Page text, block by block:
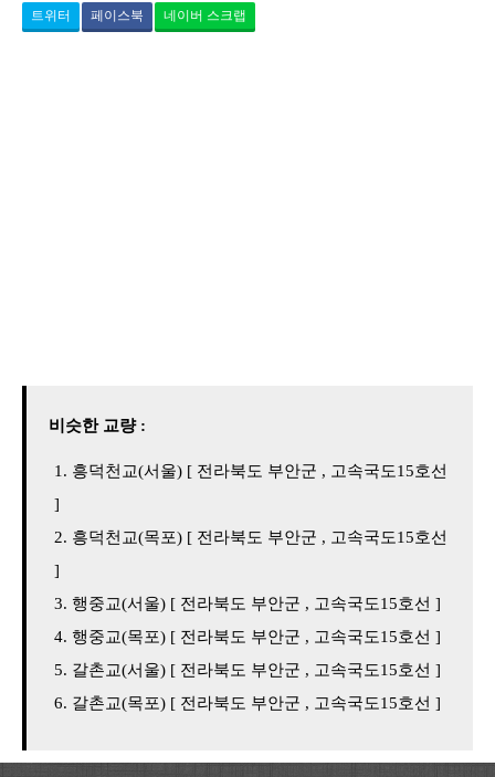
트위터 페이스북 네이버 스크랩
비슷한 교량 :
흥덕천교(서울) [ 전라북도 부안군 , 고속국도15호선
]
흥덕천교(목포) [ 전라북도 부안군 , 고속국도15호선
]
행중교(서울) [ 전라북도 부안군 , 고속국도15호선 ]
행중교(목포) [ 전라북도 부안군 , 고속국도15호선 ]
갈촌교(서울) [ 전라북도 부안군 , 고속국도15호선 ]
갈촌교(목포) [ 전라북도 부안군 , 고속국도15호선 ]